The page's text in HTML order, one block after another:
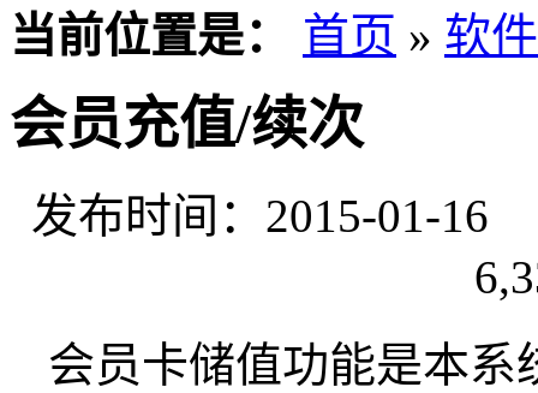
当前位置是： 首页 » 软
会员充值/续次
发布时间：2015-01-
会员卡储值功能是本